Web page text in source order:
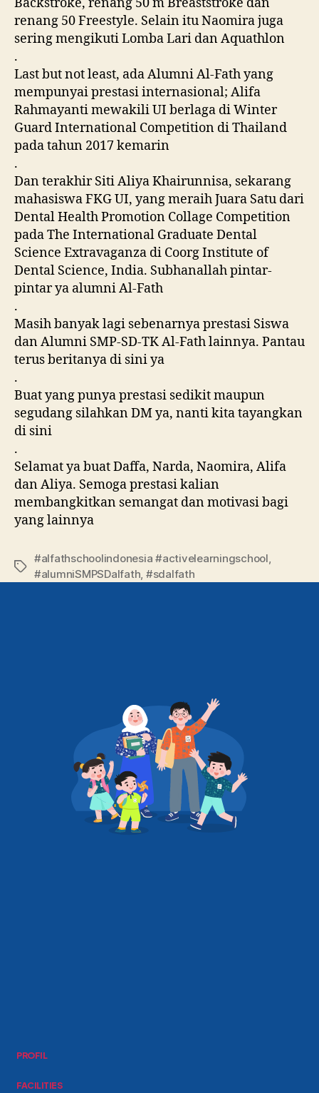
renang 50 Freestyle. Selain itu Naomira juga
sering mengikuti Lomba Lari dan Aquathlon
.
Last but not least, ada Alumni Al-Fath yang
mempunyai prestasi internasional; Alifa
Rahmayanti mewakili UI berlaga di Winter
Guard International Competition di Thailand
pada tahun 2017 kemarin
.
Dan terakhir Siti Aliya Khairunnisa, sekarang
mahasiswa FKG UI, yang meraih Juara Satu dari
Dental Health Promotion Collage Competition
pada The International Graduate Dental
Science Extravaganza di Coorg Institute of
Dental Science, India. Subhanallah pintar-
pintar ya alumni Al-Fath
.
Masih banyak lagi sebenarnya prestasi Siswa
dan Alumni SMP-SD-TK Al-Fath lainnya. Pantau
terus beritanya di sini ya
.
Buat yang punya prestasi sedikit maupun
segudang silahkan DM ya, nanti kita tayangkan
di sini
.
Selamat ya buat Daffa, Narda, Naomira, Alifa
dan Aliya. Semoga prestasi kalian
membangkitkan semangat dan motivasi bagi
yang lainnya
#alfathschoolindonesia #activelearningschool
#alumniSMPSDalfath #sdalfath
PROFIL
FACILITIES